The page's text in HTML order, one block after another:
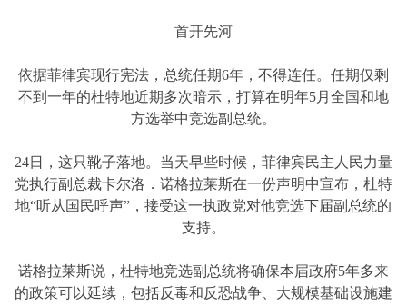
首开先河
依据菲律宾现行宪法，总统任期6年，不得连任。任期仅剩
不到一年的杜特地近期多次暗示，打算在明年5月全国和地
方选举中竞选副总统。
24日，这只靴子落地。当天早些时候，菲律宾民主人民力量
党执行副总裁卡尔洛．诺格拉莱斯在一份声明中宣布，杜特
地“听从国民呼声”，接受这一执政党对他竞选下届副总统的
支持。
诺格拉莱斯说，杜特地竞选副总统将确保本届政府5年多来
的政策可以延续，包括反毒和反恐战争、大规模基础设施建